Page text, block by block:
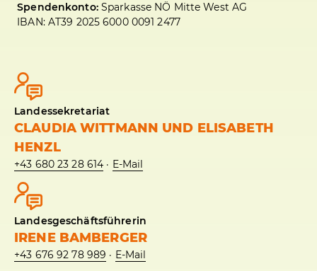
Spendenkonto: Sparkasse NÖ Mitte West AG
IBAN: AT39 2025 6000 0091 2477
Landessekretariat
CLAUDIA WITTMANN UND ELISABETH
HENZL
+43 680 23 28 614 · E-Mail
Landesgeschäftsführerin
IRENE BAMBERGER
+43 676 92 78 989 · E-Mail